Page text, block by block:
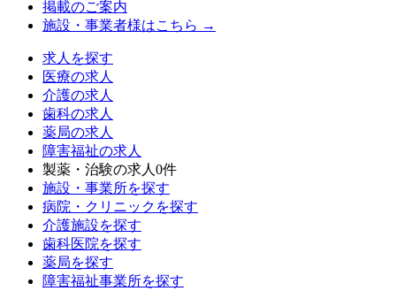
掲載のご案内
施設・事業者様はこちら →
求人を探す
医療の求人
介護の求人
歯科の求人
薬局の求人
障害福祉の求人
製薬・治験の求人 0件
施設・事業所を探す
病院・クリニックを探す
介護施設を探す
歯科医院を探す
薬局を探す
障害福祉事業所を探す